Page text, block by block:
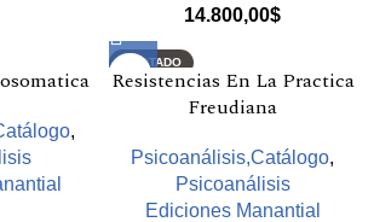
14.800,00$
,
AGOTADO
Resistencias En La Practica
Freudiana
Psicoanálisis,Catálogo,
Psicoanálisis
Ediciones Manantial